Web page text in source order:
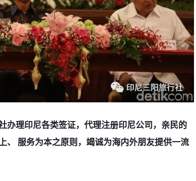
办理印尼各类签证，代理注册印尼公司，亲民的
、 服务为本之原则，竭诚为海内外朋友提供一流